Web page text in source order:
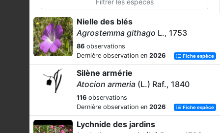
Nielle des blés
Agrostemma githago L., 1753
86 observations
Dernière observation en 2026 Fiche espèce
Silène armérie
Atocion armeria (L.) Raf., 1840
116 observations
Dernière observation en 2026 Fiche espèce
Lychnide des jardins